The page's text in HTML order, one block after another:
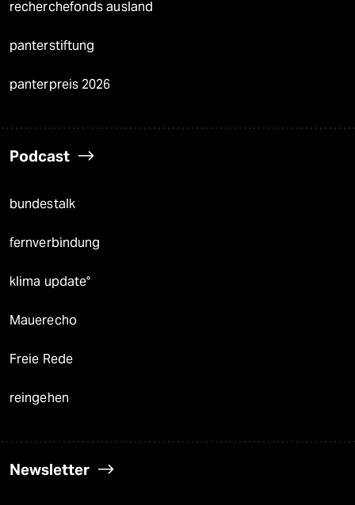
recherchefonds ausland
panterstiftung
panterpreis 2026
Podcast
bundestalk
fernverbindung
klima update°
Mauerecho
Freie Rede
reingehen
Newsletter